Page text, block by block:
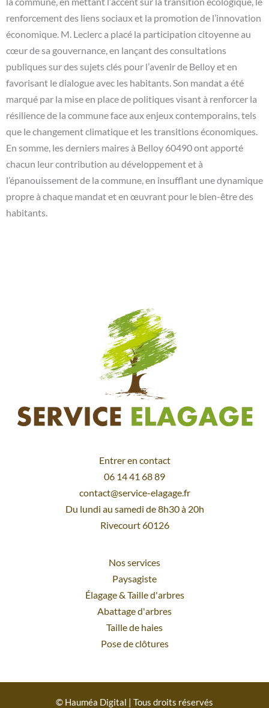
renforcement des liens sociaux et la promotion de l’innovation
économique. M. Leclerc a placé la participation citoyenne au
cœur de sa gouvernance, en lançant des consultations
publiques sur des sujets clés pour l’avenir de Belloy et en
favorisant le dialogue avec les habitants. Son mandat a été
marqué par la mise en place de politiques visant à renforcer la
résilience de la commune face aux enjeux contemporains, tels
que le changement climatique et les transitions économiques.
En somme, les derniers maires à Belloy 60490 ont apporté
chacun leur contribution au développement et à
l’épanouissement de la commune, en insufflant une dynamique
propre à chaque mandat et en œuvrant pour le bien-être des
habitants.
Entrer en contact
06 14 41 68 89
contact@service-elagage.fr
Du lundi au samedi de 8h30 à 20h
Rivecourt 60126
Nos services
Paysagiste
Élagage& Taille d'arbres
Abattage d'arbres
Taille de haies
Pose de clôtures
© Hauméa Digital | Tous droits réservés